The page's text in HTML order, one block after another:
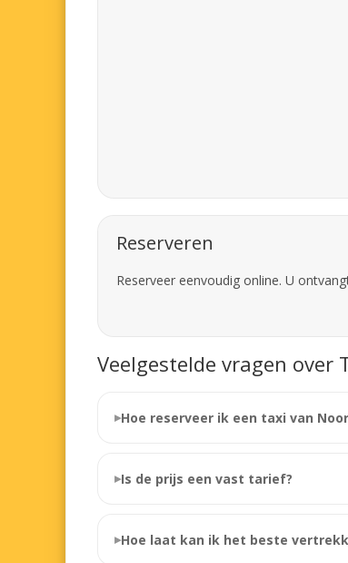
Reserveren
Reserveer eenvoudig online. U
Veelgestelde vragen over
Hoe reserveer ik een taxi van
Is de prijs een vast tarief?
Hoe laat kan ik het beste